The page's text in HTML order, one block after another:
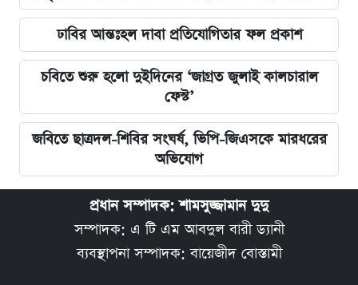
ঢাবির আন্তঃহল দাবা প্রতিযোগিতার ফল প্রকাশ
চবিতে শুরু হলো দুইদিনের ‘জাগ্রত জুলাই কালচারাল
ফেস্ট’
জবিতে ছাত্রদল-শিবির সংঘর্ষ, ভিপি-জিএসকে মারধরের
অভিযোগ
প্রধান সম্পাদক: শামসুজ্জামান দুদু
সম্পাদক: এ টি এম আবদুল বারী ড্যানী
ব্যবস্থাপনা সম্পাদক: বায়েজীদ বোস্তামী